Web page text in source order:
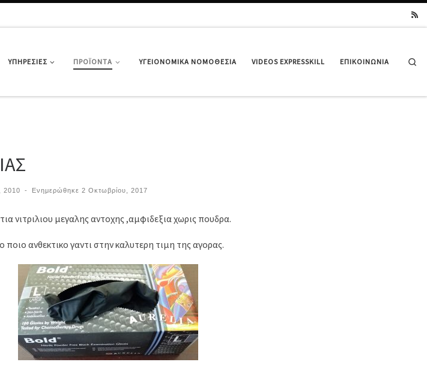
ΥΠΗΡΕΣΊΕΣ ΠΡΟΪΌΝΤΑ ΥΓΕΙΟΝΟΜΙΚΆ ΝΟΜΟΘΕΣΊΑ VIDEOS EXPRESSKILL ΕΠΙΚΟΙΝΩΝΊΑ
2010 - Ενημερώθηκε 2 Οκτωβρίου, 2017
νιτριλιου μεγαλης αντοχης ,αμφιδεξια χωρις πουδρα.
ποιο ανθεκτικο γαντι στην καλυτερη τιμη της αγορας.